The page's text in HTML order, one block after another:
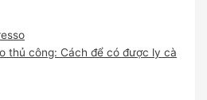
thủ công: Cách để có được ly cà